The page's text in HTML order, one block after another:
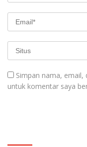
Simpan nama, email,
untuk komentar saya